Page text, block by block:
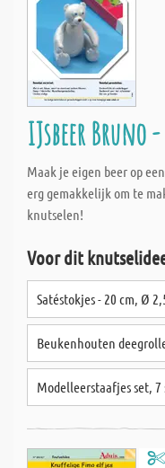
IJsbeer Bruno -
Maak je eigen beer op
erg gemakkelijk om te
knutselen!
Voor dit
Satéstokjes - 20 cm, Ø
Beukenhouten
Modelleerstaafjes set, 7